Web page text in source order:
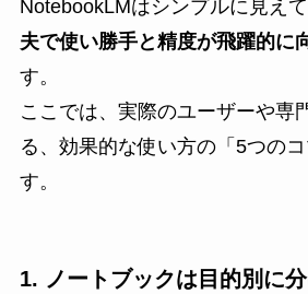
NotebookLMはシンプルに見えて
夫で使い勝手と精度が飛躍的に
す。
ここでは、実際のユーザーや専
る、効果的な使い方の「5つの
す。
1. ノートブックは目的別に